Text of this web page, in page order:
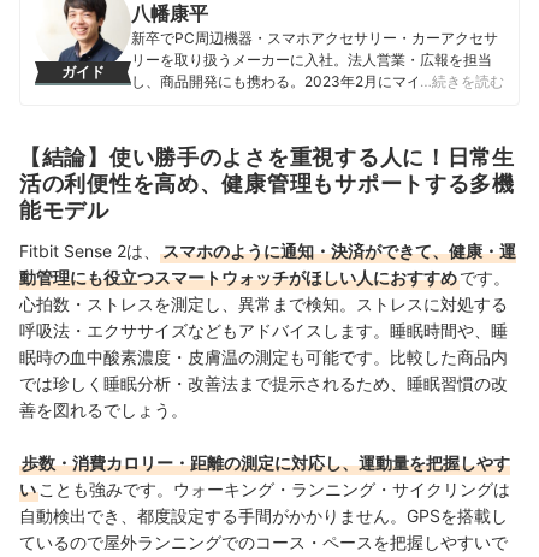
ガイド
八幡康平
新卒でPC周辺機器・スマホアクセサリー・カーアクセサ
リーを取り扱うメーカーに入社。法人営業・広報を担当
し、商品開発にも携わる。2023年2月にマイベストに入
家電を中心に幅広いジャンルのコンテンツ制作に携わ
る。「専門性をもとにした調査・検証を通じ、一人ひと
りに合った選択肢を分かりやすく提案すること」を心が
…続きを読む
【結論】使い勝手のよさを重視する人に！日常生
活の利便性を高め、健康管理もサポートする多機
能モデル
Fitbit Sense 2は、
スマホのように通知・決済ができて、健康・運
動管理にも役立つスマートウォッチがほしい人におすすめです。
心拍数・ストレスを測定し、異常まで検知。ストレスに対処する
呼吸法・エクササイズなどもアドバイスします。睡眠時間や、睡
眠時の血中酸素濃度・皮膚温の測定も可能です。比較した商品内
では珍しく睡眠分析・改善法まで提示されるため、睡眠習慣の改
善を図れるでしょう。
歩数・消費カロリー・距離の測定に対応し、運動量を把握しやす
い ことも強みです。ウォーキング・ランニング・サイクリングは
自動検出でき、都度設定する手間がかかりません。GPSを搭載し
ているので屋外ランニングでのコース・ペースを把握しやすいで